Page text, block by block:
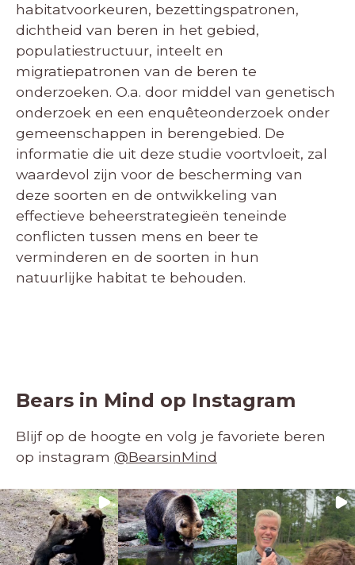
habitatvoorkeuren, bezettingspatronen,
dichtheid van beren in het gebied,
populatiestructuur, inteelt en
migratiepatronen van de beren te
onderzoeken. O.a. door middel van genetisch
onderzoek en een enquêteonderzoek onder
gemeenschappen in berengebied. De
informatie die uit deze studie voortvloeit, zal
waardevol zijn voor de bescherming van
deze soorten en de ontwikkeling van
effectieve beheerstrategieën teneinde
conflicten tussen mens en beer te
verminderen en de soorten in hun
natuurlijke habitat te behouden.
Bears in Mind op Instagram
Blijf op de hoogte en volg je favoriete beren
op instagram @BearsinMind